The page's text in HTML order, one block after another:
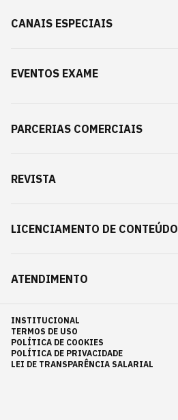
CANAIS ESPECIAIS
EVENTOS EXAME
PARCERIAS COMERCIAIS
REVISTA
LICENCIAMENTO DE CONTEÚDO
ATENDIMENTO
INSTITUCIONAL
TERMOS DE USO
POLÍTICA DE COOKIES
POLÍTICA DE PRIVACIDADE
LEI DE TRANSPARÊNCIA SALARIAL